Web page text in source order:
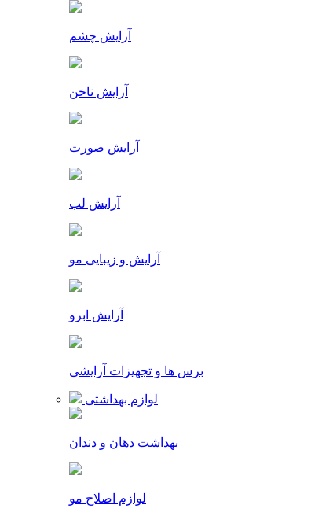
آرایش چشم
آرایش ناخن
آرایش صورت
آرایش لب
آرایش و زیبایی مو
آرایش ابرو
برس ها و تجهیزات آرایشی
لوازم بهداشتی
بهداشت دهان و دندان
لوازم اصلاح مو